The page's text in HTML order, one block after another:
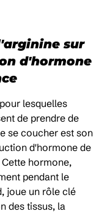
sur
d'hormone
lesquelles
de prendre de
se coucher est son
d'hormone de
hormone,
pendant le
joue un rôle clé
des tissus, la